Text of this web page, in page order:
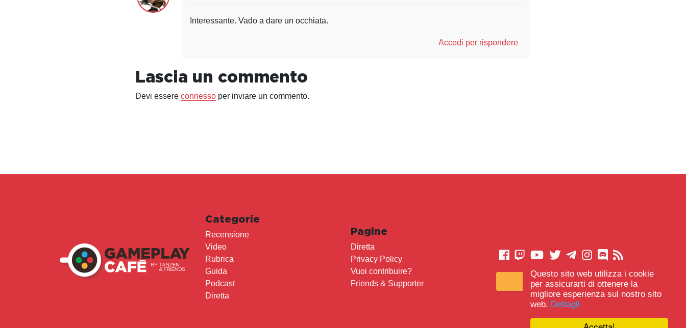
Questo sito web utilizza i cookie
per assicurarti di ottenere la
migliore esperienza sul nostro sito
web. Dettagli
Interessante. Vado a dare un occhiata.
Accedi per rispondere
Lascia un commento
Devi essere connessoper inviare un commento.
Categorie
Recensione
Video
Rubrica
Guida
Podcast
Diretta
Pagine
Diretta
Privacy Policy
Vuoi contribuire?
Friends & Supporter
CONTATTACI